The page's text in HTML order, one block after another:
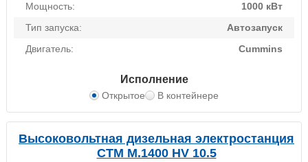
Мощность:
1000 кВт
Тип запуска:
Автозапуск
Двигатель:
Cummins
Исполнение
Открытое В контейнере
Высоковольтная дизельная электростанция
CTM M.1400 HV 10.5